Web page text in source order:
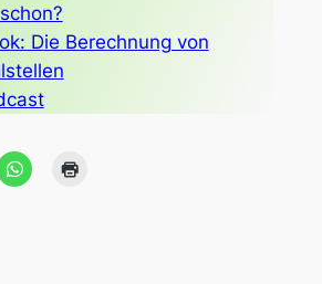
Die Berechnung von